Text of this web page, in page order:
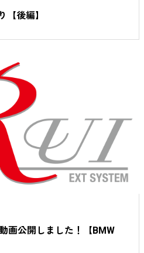
【後編】
画公開しました！【BMW